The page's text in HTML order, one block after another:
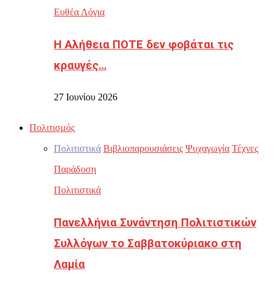
Ευθέα Λόγια
Η Αλήθεια ΠΟΤΕ δεν φοβάται τις
κραυγές…
27 Ιουνίου 2026
Πολιτισμός
Πολιτιστικά Βιβλιοπαρουσιάσεις Ψυχαγωγία Τέχνες
Παράδοση
Πολιτιστικά
Πανελλήνια Συνάντηση Πολιτιστικών
Συλλόγων το Σαββατοκύριακο στη
Λαμία